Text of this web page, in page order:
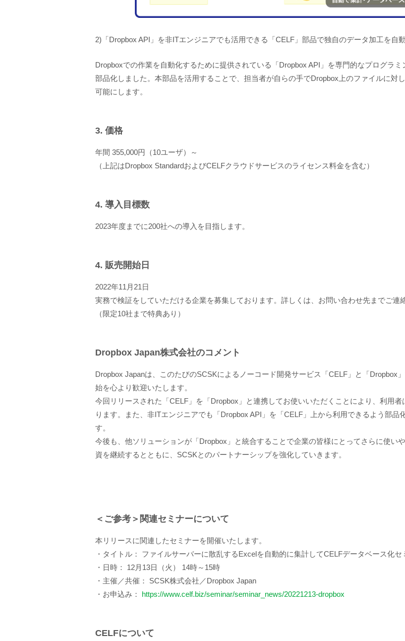
2)「Dropbox API」を非ITエンジニアでも活用できる「CELF」部品で独自のデータ加工を自
Dropboxでの作業を自動化するために提供されている「Dropbox API」を専門的なプログラ
部品化しました。本部品を活用することで、担当者が自らの手でDropbox上のファイルに対
可能にします。
3. 価格
年間 355,000円（10ユーザ）～
（上記はDropbox StandardおよびCELFクラウドサービスのライセンス料金を含む）
4. 導入目標数
2023年度までに200社への導入を目指します。
4. 販売開始日
2022年11月21日
実務で検証をしていただける企業を募集しております。詳しくは、お問い合わせ先までご連
（限定10社まで特典あり）
Dropbox Japan株式会社のコメント
Dropbox Japanは、このたびのSCSKによるノーコード開発サービス「CELF」と「Dropbox
始を心より歓迎いたします。
今回リリースされた「CELF」を「Dropbox」と連携してお使いいただくことにより、利用
ります。また、非ITエンジニアでも「Dropbox API」を「CELF」上から利用できるよう部品
す。
今後も、他ソリューションが「Dropbox」と統合することで企業の皆様にとってさらに使い
資を継続するとともに、SCSKとのパートナーシップを強化していきます。
＜ご参考＞関連セミナーについて
本リリースに関連したセミナーを開催いたします。
・タイトル： ファイルサーバーに散乱するExcelを自動的に集計してCELFデータベース化セ
・日時： 12月13日（火） 14時～15時
・主催／共催： SCSK株式会社／Dropbox Japan
・お申込み： https://www.celf.biz/seminar/seminar_news/20221213-dropbox
CELFについて